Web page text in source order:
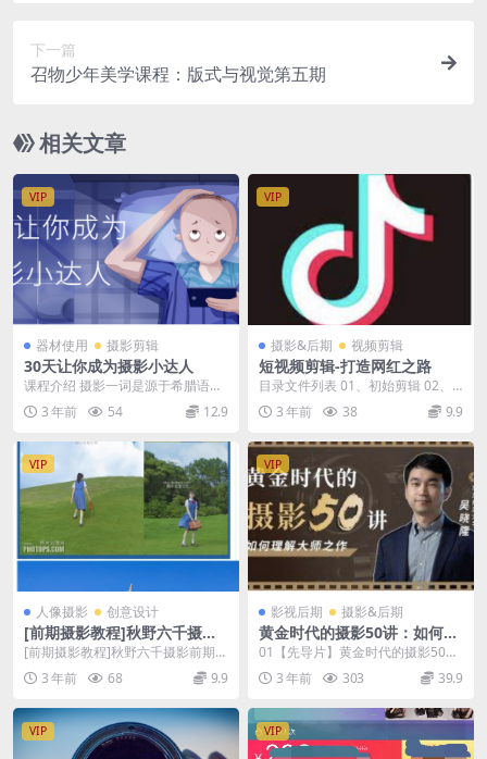
下一篇
召物少年美学课程：版式与视觉第五期
相关文章
VIP
器材使用 摄影剪辑
30天让你成为摄影小达人
课程介绍 摄影一词是源于希腊语，
两字一起的意思是“以光线绘图”。摄
影是指使用某种...
3 年前 54 12.9
VIP
摄影&后期 视频剪辑
短视频剪辑-打造网红之路
目录文件列表 01、初始剪辑 02、
抖音技术流-特效 03、章剪辑强化 0
4、转...
3 年前 38 9.9
VIP
人像摄影 创意设计
[前期摄影教程]秋野六千摄影
前期后期第五期
[前期摄影教程]秋野六千摄影前期后
期第五期
3 年前 68 9.9
VIP
影视后期 摄影&后期
黄金时代的摄影50讲：如何理
解大师之作
01【先导片】黄金时代的摄影50
讲：如何理解大师之作.mp4 02 准
备好进入摄...
3 年前 303 39.9
VIP VIP